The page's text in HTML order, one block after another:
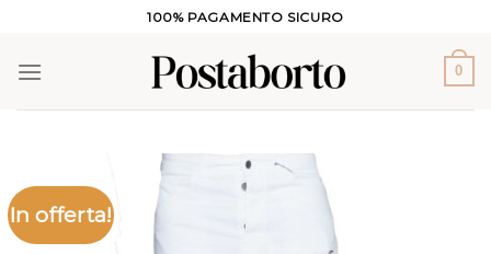
contenuti
100% PAGAMENTO SICURO
0
In offerta!